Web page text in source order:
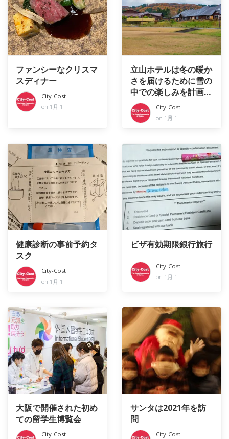
ファンシーなクリスマ
スディナー
City-Cost
on 1月 1
立山ホテルは冬の暖か
さを届けるために雪の
中での楽しみを計画し
ていますCity-Cost
on 1月 1
健康診断の事前予約タ
スク
City-Cost
on 1月 1
ビザ有効期限銀行旅行
City-Cost
on 1月 1
大阪で開催された初め
ての留学生博覧会
City-Cost
サンタは2021年を訪
問
City-Cost